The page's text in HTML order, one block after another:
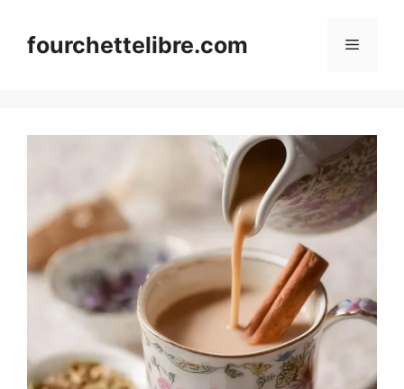
contentfourchettelibre.com Menu